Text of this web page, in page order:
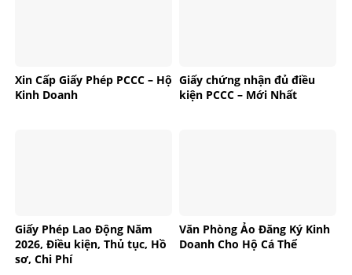
Xin Cấp Giấy Phép PCCC – Hộ
Kinh Doanh
Giấy chứng nhận đủ điều
kiện PCCC – Mới Nhất
Giấy Phép Lao Động Năm
2026, Điều kiện, Thủ tục, Hồ
sơ, Chi Phí
Văn Phòng Ảo Đăng Ký Kinh
Doanh Cho Hộ Cá Thể